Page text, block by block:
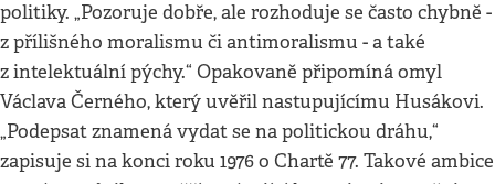
politiky. „Pozoruje dobře, ale rozhoduje se často chybně -
z přílišného moralismu či antimoralismu - a také
z intelektuální pýchy.“ Opakovaně připomíná omyl
Václava Černého, který uvěřil nastupujícímu Husákovi.
„Podepsat znamená vydat se na politickou dráhu,“
zapisuje si na konci roku 1976 o Chartě 77. Takové ambice